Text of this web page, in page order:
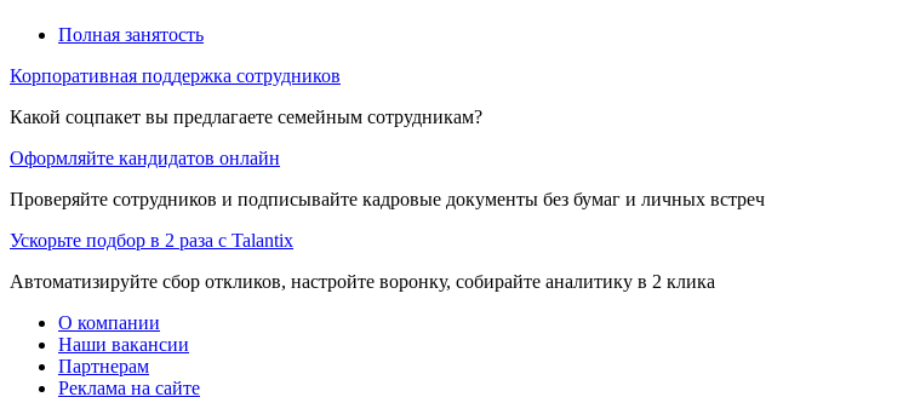
Полная занятость
Корпоративная поддержка сотрудников
Какой соцпакет вы предлагаете семейным сотрудникам?
Оформляйте кандидатов онлайн
Проверяйте сотрудников и подписывайте кадровые документы без бумаг и личных встреч
Ускорьте подбор в 2 раза с Talantix
Автоматизируйте сбор откликов, настройте воронку, собирайте аналитику в 2 клика
О компании
Наши вакансии
Партнерам
Реклама на сайте